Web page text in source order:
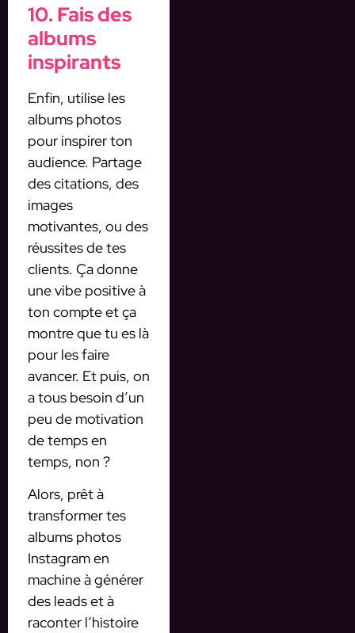
10. Fais des
albums
inspirants
Enfin, utilise les
albums photos
pour inspirer ton
audience. Partage
des citations, des
images
motivantes, ou des
réussites de tes
clients. Ça donne
une vibe positive à
ton compte et ça
montre que tu es là
pour les faire
avancer. Et puis, on
a tous besoin d’un
peu de motivation
de temps en
temps, non ?
Alors, prêt à
transformer tes
albums photos
Instagram en
machine à générer
des leads et à
raconter l’histoire